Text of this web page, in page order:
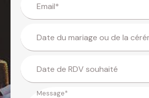
Email*
Date du mariage ou de la
Date de RDV souhaité
Message*